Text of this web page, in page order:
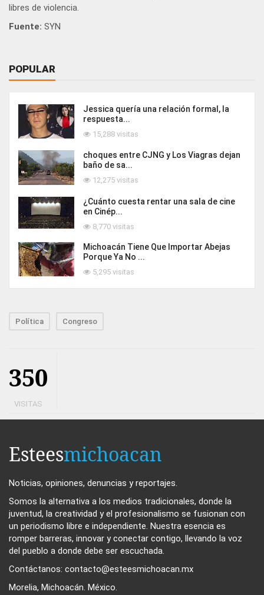
libres de violencia.
Fuente: SYN
POPULAR
Jessica quería una relación formal, la
respuesta...
15,288 visitas
choques entre CJNG y Los Viagras dejan
baño de sa...
12,275 visitas
¿Cuánto cuesta rentar una sala de cine
en Cinép...
8,770 visitas
Michoacán Tiene Que Importar Abejas
Porque Ya No ...
5,295 visitas
Política Congreso
350
VISITAS
Esteesmichoacan
Noticias, opiniones, denuncias y reportajes.
Somos la alternativa a los medios tradicionales, donde la
juventud, la creatividad y el profesionalismo se fusionan con
un periodismo libre e independiente. Nuestra esencia es
romper barreras, innovar y conectar contigo, llevando la voz
del pueblo a donde debe ser escuchada.
Contáctanos: contacto@esteesmichoacan.mx
Morelia, Michoacán. México.